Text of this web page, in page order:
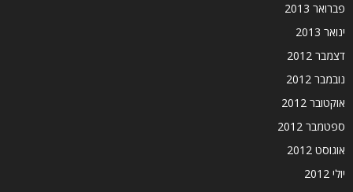
פברואר 2013
ינואר 2013
דצמבר 2012
נובמבר 2012
אוקטובר 2012
ספטמבר 2012
אוגוסט 2012
יולי 2012